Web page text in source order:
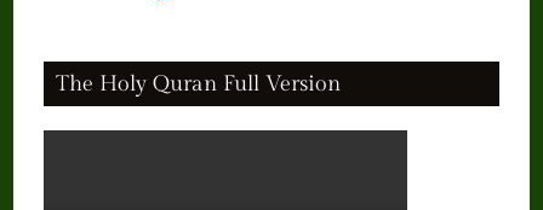
The Holy Quran Full Version